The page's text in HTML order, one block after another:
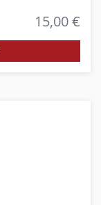
15,00 €